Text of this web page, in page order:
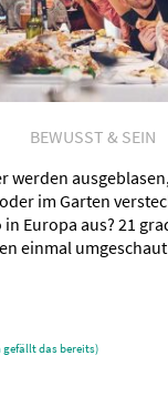
BEWUSST & SEIN
werden
im Garten
Europa aus? 21
einmal
gefällt das